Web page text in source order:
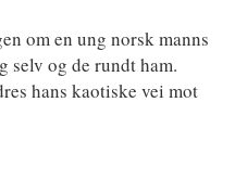
om en ung norsk manns
selv og de rundt ham.
hans kaotiske vei mot